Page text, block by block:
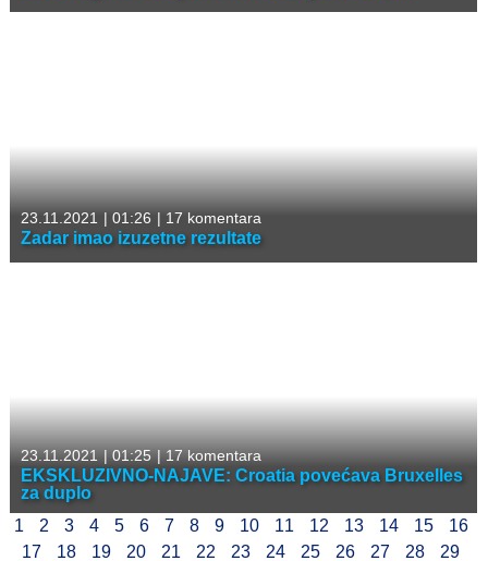
23.11.2021 | 01:26 | 17 komentara
Zadar imao izuzetne rezultate
23.11.2021 |01:25 |17 komentara
EKSKLUZIVNO-NAJAVE: Croatia povećava Bruxelles
za duplo
1
2 3 4 5 6 7 8 9 10 11 12 13 14 15
16
17
18 19 20 21 22 23 24 25 26 27 28 29